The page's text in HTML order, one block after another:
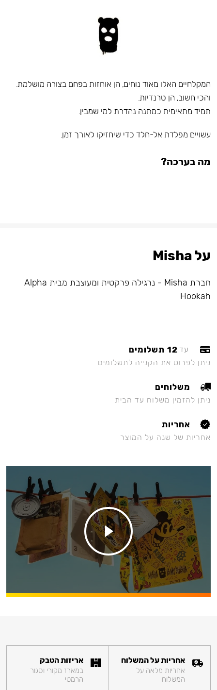
המקלחיים האלו מאוד נוחים, הן אוחזות בפחם בצורה מושלמת.
והכי חשוב, הן טרנדיות.
תמיד מתאימית כמתנה נהדרת למי שמבין.
עשויים מפלדת אל-חלד כדי שיחזיקו לאורך זמן.
מה בערכה?
על Misha
חברת Misha - נרגילה פרקטית ומעוצבת מבית Alpha
Hookah
עד 12 תשלומים
ניתן לפרוס את הקנייה לתשלומים
משלוחים
ניתן להזמין משלוח עד הבית
אחריות
אחריות של שנה על המוצר
אחריות על המשלוח
אחריות מלאה על
המשלוח
אריזות הטבק
במארז מקורי וסגור
הרמטי